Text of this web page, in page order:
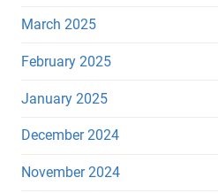
March 2025
February 2025
January 2025
December 2024
November 2024